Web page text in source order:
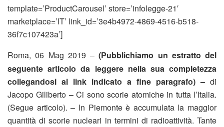
template=’ProductCarousel’ store=’infolegge-21′
marketplace=’IT’ link_id=’3e4b4972-4869-4516-b518-
36f7c107423a’]
Roma, 06 Mag 2019 –(Pubblichiamo un estratto del
seguente articolo da leggere nella sua completezza
collegandosi al link indicato a fine paragrafo) – di
Jacopo Giliberto – Ci sono scorie atomiche in tutta l’Italia.
(Segue articolo). – In Piemonte è accumulata la maggior
quantità di scorie nucleari in termini di radioattività. Tante